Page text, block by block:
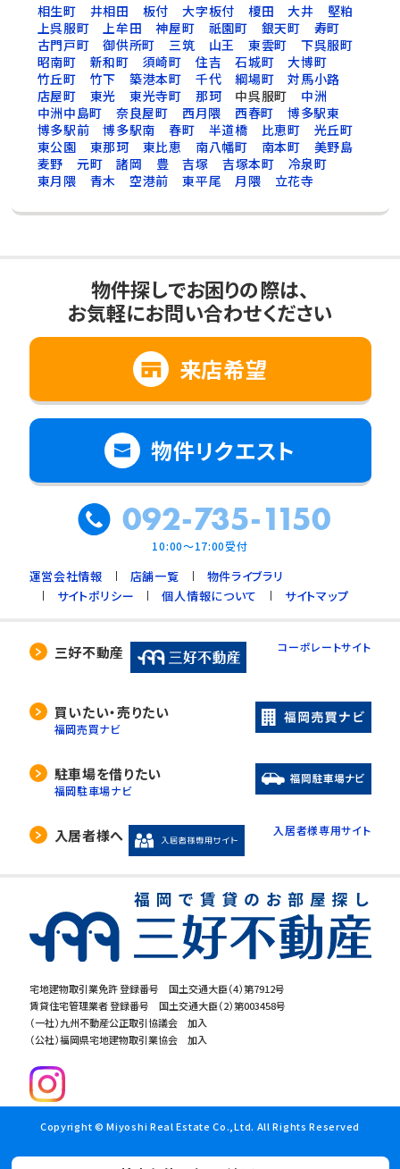
相生町
井相田 板付 大字板付 榎田 大井
堅粕
上呉服町
上牟田 神屋町 祇園町 銀天町
寿町
古門戸町
御供所町 三筑 山王 東雲町
下呉服町
昭南町
新和町 須崎町 住吉 石城町
大博町
竹丘町
竹下 築港本町 千代 綱場町
対馬小路
店屋町
東光 東光寺町 那珂 中呉服町
中洲
中洲中島町
奈良屋町 西月隈 西春町
博多駅東
博多駅前
博多駅南 春町 半道橋 比恵町
光丘町
東公園
東那珂 東比恵 南八幡町 南本町
美野島
麦野
元町 諸岡 豊 吉塚 吉塚本町
冷泉町
東月隈
青木 空港前 東平尾 月隈 立花寺
宅地建物取引業免許 登録番号 国土交通大臣（4）第7912号
賃貸住宅管理業者 登録番号 国土交通大臣（2）第003458号
（一社）九州不動産公正取引協議会 加入
（公社）福岡県宅地建物取引業協会 加入
物件探しでお困りの際は、
お気軽にお問い合わせください
来店希望
物件リクエスト
092-735-1150
10:00～17:00受付
運営会社情報 店舗一覧
物件ライブラリ
サイトポリシー
個人情報について サイトマップ
三好不動産 コーポレートサイト
買いたい・売りたい
福岡売買ナビ
駐車場を借りたい
福岡駐車場ナビ
入居者様へ 入居者様専用サイト
Copyright © Miyoshi Real Estate Co.,Ltd. All Rights Reserved